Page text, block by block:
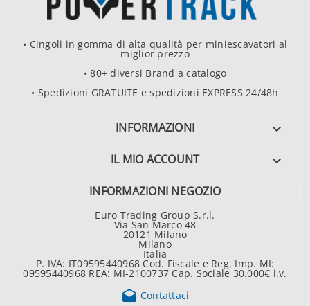
• Cingoli in gomma di alta qualità per miniescavatori al
miglior prezzo
• 80+ diversi Brand a catalogo
• Spedizioni GRATUITE e spedizioni EXPRESS 24/48h
INFORMAZIONI 
IL MIO ACCOUNT 
INFORMAZIONI NEGOZIO
Euro Trading Group S.r.l.
Via San Marco 48
20121 Milano
Milano
Italia
P. IVA: IT09595440968 Cod. Fiscale e Reg. Imp. MI:
09595440968 REA: MI-2100737 Cap. Sociale 30.000€ i.v.
 Contattaci